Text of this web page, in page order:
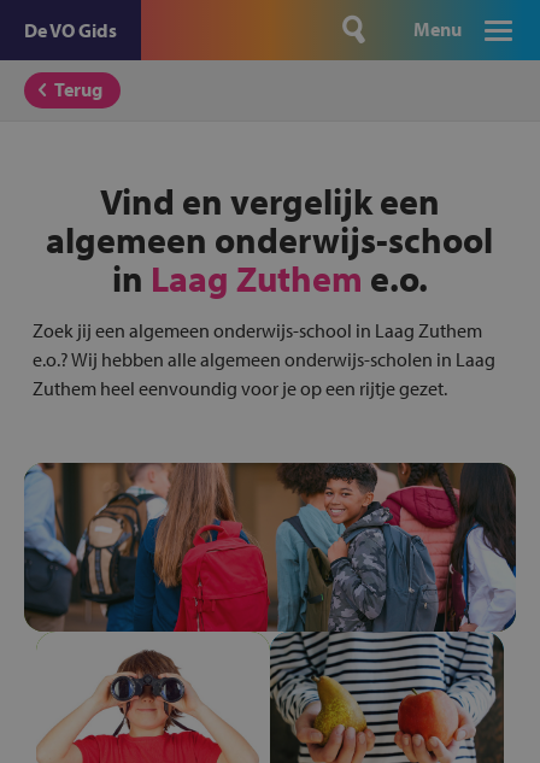
De VO Gids Menu
Terug
Vind en vergelijk een
algemeen onderwijs-school
in Laag Zuthem e.o.
Zoek jij een algemeen onderwijs-school in Laag Zuthem
e.o.? Wij hebben alle algemeen onderwijs-scholen in Laag
Zuthem heel eenvoundig voor je op een rijtje gezet.